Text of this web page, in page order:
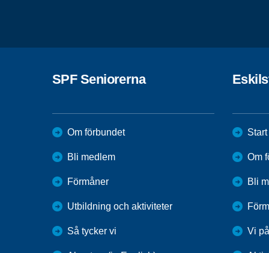
SPF Seniorerna
Om förbundet
Bli medlem
Förmåner
Utbildning och aktiviteter
Så tycker vi
Start
Om
Bli
Vi